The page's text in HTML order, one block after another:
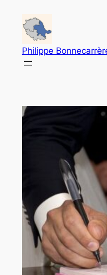
contenu
Philippe